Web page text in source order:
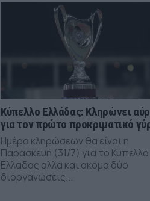
Κύπελλο Ελλάδας: Κληρώνει
για τον πρώτο προκριματικό
Ημέρα κληρώσεων θα είναι η
Παρασκευή (31/7) για το Κύπελλο
Ελλάδας αλλά και ακόμα δύο
διοργανώσεις...